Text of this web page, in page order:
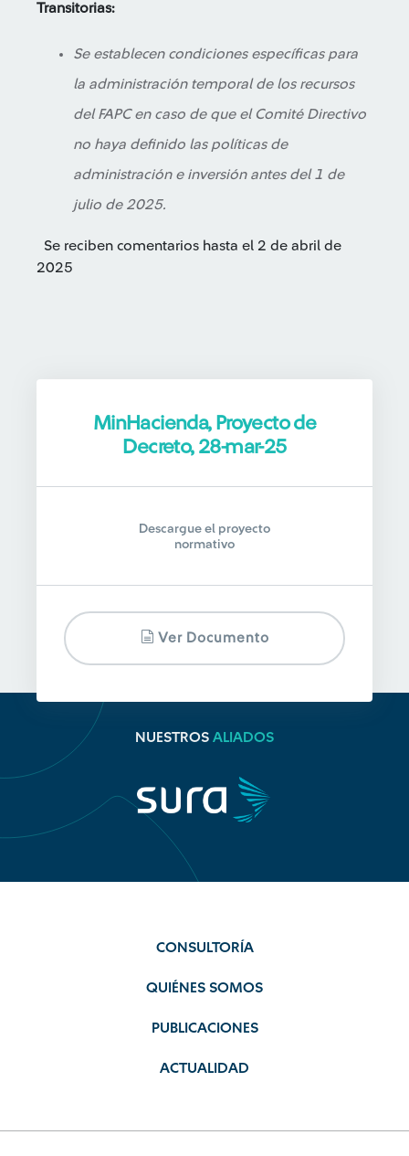
Transitorias:
Se establecen condiciones específicas para
la administración temporal de los recursos
del FAPC en caso de que el Comité Directivo
no haya definido las políticas de
administración e inversión antes del 1 de
julio de 2025.
Se reciben comentarios hasta el 2 de abril de
2025
MinHacienda, Proyecto de
Decreto, 28-mar-25
Descargue el proyecto
normativo
Ver Documento
NUESTROS ALIADOS
CONSULTORÍA
QUIÉNES SOMOS
PUBLICACIONES
ACTUALIDAD